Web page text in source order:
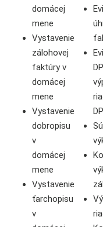
domácej
mene
Vystavenie
zálohovej
faktúry v
domácej
mene
Vystavenie
dobropisu
v
domácej
mene
Vystavenie
ťarchopisu
v
DP